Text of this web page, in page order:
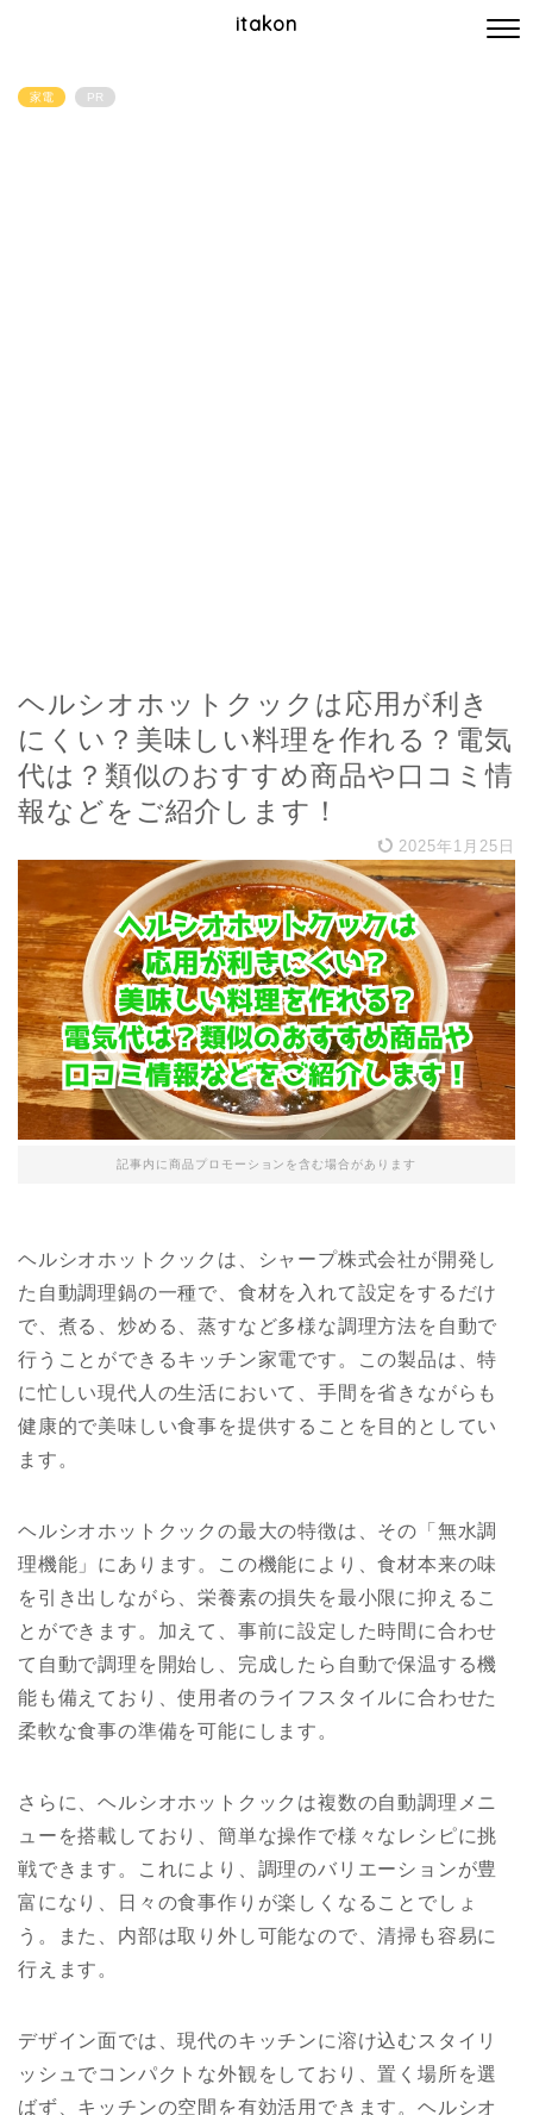
itakon
家電 PR
ヘルシオホットクックは応用が利き
にくい？美味しい料理を作れる？電気
代は？類似のおすすめ商品や口コミ情
報などをご紹介します！
2025年1月25日
記事内に商品プロモーションを含む場合があります
ヘルシオホットクックは、シャープ株式会社が開発し
た自動調理鍋の一種で、食材を入れて設定をするだけ
で、煮る、炒める、蒸すなど多様な調理方法を自動で
行うことができるキッチン家電です。この製品は、特
に忙しい現代人の生活において、手間を省きながらも
健康的で美味しい食事を提供することを目的としてい
ます。
ヘルシオホットクックの最大の特徴は、その「無水調
理機能」にあります。この機能により、食材本来の味
を引き出しながら、栄養素の損失を最小限に抑えるこ
とができます。加えて、事前に設定した時間に合わせ
て自動で調理を開始し、完成したら自動で保温する機
能も備えており、使用者のライフスタイルに合わせた
柔軟な食事の準備を可能にします。
さらに、ヘルシオホットクックは複数の自動調理メニ
ューを搭載しており、簡単な操作で様々なレシピに挑
戦できます。これにより、調理のバリエーションが豊
富になり、日々の食事作りが楽しくなることでしょ
う。また、内部は取り外し可能なので、清掃も容易に
行えます。
デザイン面では、現代のキッチンに溶け込むスタイリ
ッシュでコンパクトな外観をしており、置く場所を選
ばず、キッチンの空間を有効活用できます。ヘルシオ